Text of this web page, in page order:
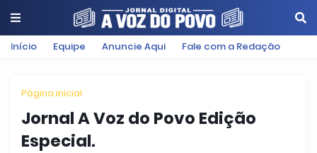
Início Equipe Anuncie Aqui Fale com a Redação
Página inicial
Jornal A Voz do Povo Edição
Especial.